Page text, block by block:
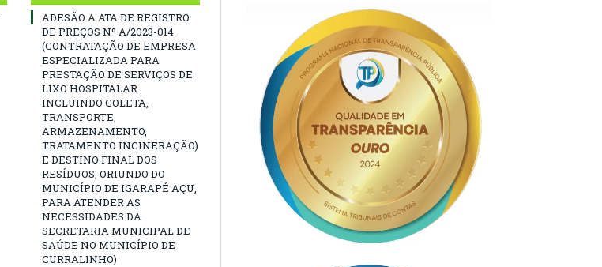
ADESÃO A ATA DE REGISTRO
DE PREÇOS Nº A/2023-014
(CONTRATAÇÃO DE EMPRESA
ESPECIALIZADA PARA
PRESTAÇÃO DE SERVIÇOS DE
LIXO HOSPITALAR
INCLUINDO COLETA,
TRANSPORTE,
ARMAZENAMENTO,
TRATAMENTO INCINERAÇÃO)
E DESTINO FINAL DOS
RESÍDUOS, ORIUNDO DO
MUNICÍPIO DE IGARAPÉ AÇU,
PARA ATENDER AS
NECESSIDADES DA
SECRETARIA MUNICIPAL DE
SAÚDE NO MUNICÍPIO DE
CURRALINHO)